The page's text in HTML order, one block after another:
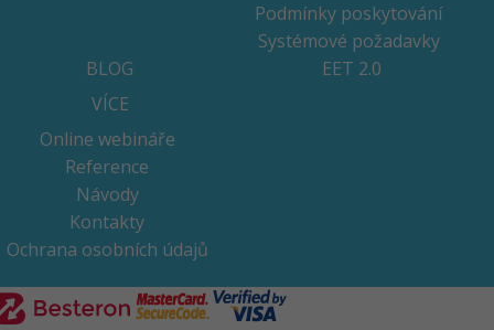
Podmínky poskytování
Systémové požadavky
BLOG
EET 2.0
VÍCE
Online webináře
Reference
Návody
Kontakty
Ochrana osobních údajů